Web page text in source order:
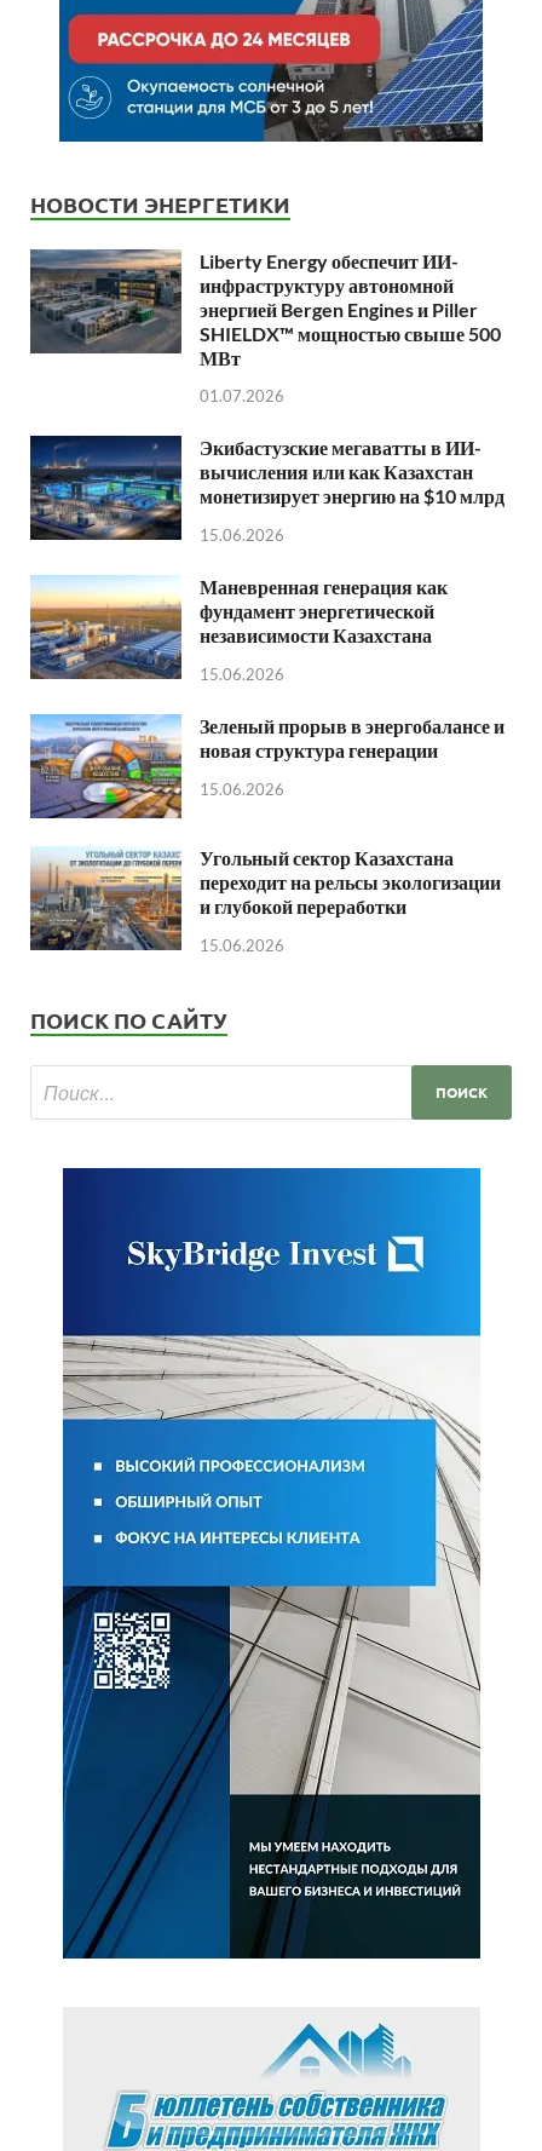
НОВОСТИ ЭНЕРГЕТИКИ
Liberty Energy обеспечит ИИ-
инфраструктуру автономной
энергией Bergen Engines и Piller
SHIELDX™ мощностью свыше 500
МВт
01.07.2026
Экибастузские мегаватты в ИИ-
вычисления или как Казахстан
монетизирует энергию на $10 млрд
15.06.2026
Маневренная генерация как
фундамент энергетической
независимости Казахстана
15.06.2026
Зеленый прорыв в энергобалансе и
новая структура генерации
15.06.2026
Угольный сектор Казахстана
переходит на рельсы экологизации
и глубокой переработки
15.06.2026
ПОИСК ПО САЙТУ